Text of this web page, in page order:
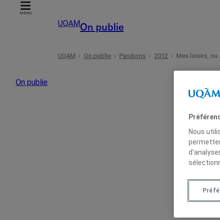
MENU
Accueil
UQAMOn publie
UQAM On publie Parutions 2012 Mes loisirs, ou
On publie
Nous